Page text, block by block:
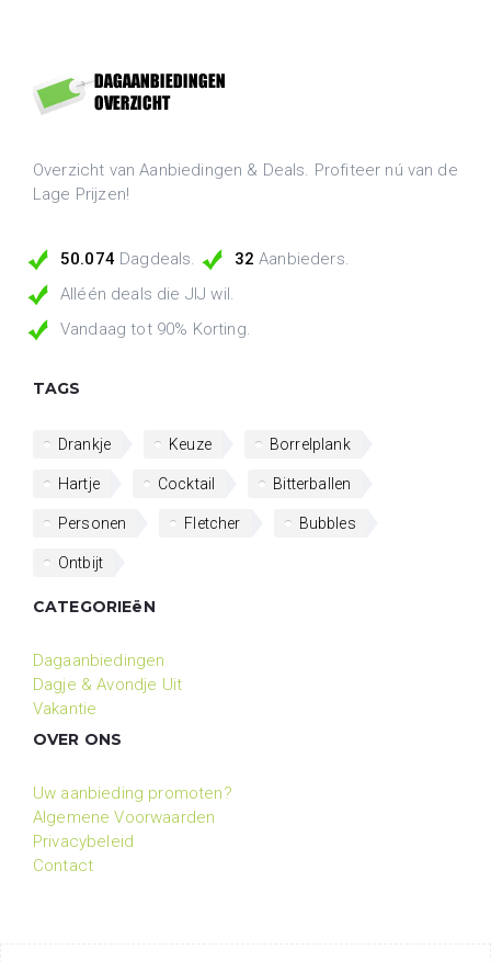
Overzicht van Aanbiedingen & Deals. Profiteer nú van de
Lage Prijzen!
50.074Dagdeals. 32 Aanbieders.
Alléén deals die JIJ wil.
Vandaag tot 90% Korting.
TAGS
Drankje Keuze Borrelplank
Hartje Cocktail Bitterballen
Personen Fletcher Bubbles
Ontbijt
CATEGORIEëN
Dagaanbiedingen
Dagje & Avondje Uit
Vakantie
OVER ONS
Uw aanbieding promoten?
Algemene Voorwaarden
Privacybeleid
Contact